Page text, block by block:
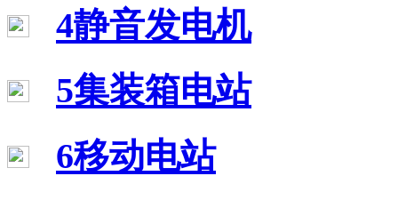
4静音发电机
5集装箱电站
6移动电站